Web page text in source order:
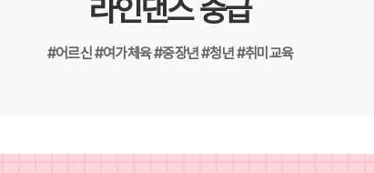
라인댄스 중급
#어르신#여가체육#중장년#청년#취미교육